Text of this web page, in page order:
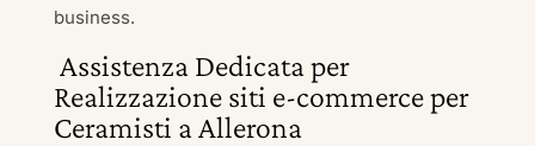
business.
Assistenza Dedicata per
Realizzazione siti e-commerce per
Ceramisti a Allerona